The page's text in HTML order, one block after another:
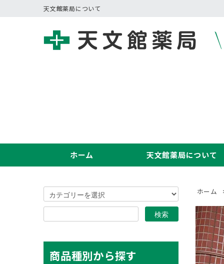
天文館薬局について
ホーム 天文館薬局について
ホーム
商品種別から探す